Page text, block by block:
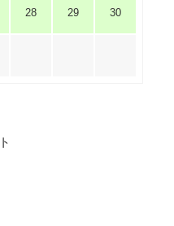
28 29 30